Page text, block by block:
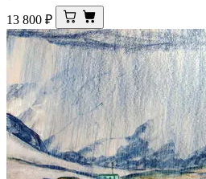
13 800 ₽